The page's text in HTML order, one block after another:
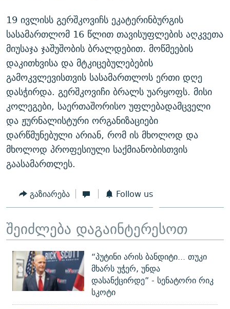
19 ივლისს გერშკოვიჩს ეკატერინბურგის
სასამართლომ 16 წლით თავისუფლების აღკვეთა
მიუსაჯა ჯაშუშობის ბრალდებით. მოწმეების
დაკითხვისა და მტკიცებულებების
გამოკვლევისთვის სასამართლოს ერთი დღე
დასჭირდა. გერშკოვიჩი ბრალს უარყოფს. მისი
კოლეგები, საერთაშორისო უფლებადამცველი
და ჟურნალისტური ორგანიზაციები
დარწმუნებული არიან, რომ ის მხოლოდ და
მხოლოდ პროფესიული საქმიანობისთვის
გაასამართლეს.
გაზიარება Follow us
შეიძლება დაგაინტერესოთ
“პუტინი არის ბანდიტი... თუკი
მხარს უჭერ, უნდა
დასანქცირდე” - სენატორი რიკ
სკოტი